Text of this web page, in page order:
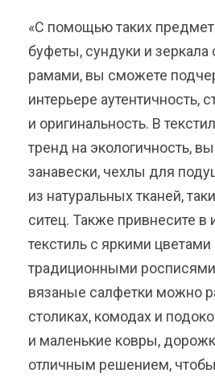
«С помощью таких
буфеты, сундуки и
рамами, вы сможете
интерьере аутентичность,
и оригинальность. В
тренд на экологичность,
занавески, чехлы для
из натуральных тканей,
ситец. Также привнесите в
текстиль с яркими цветами
традиционными
вязаные салфетки можно
столиках, комодах и
и маленькие ковры,
отличным решением,